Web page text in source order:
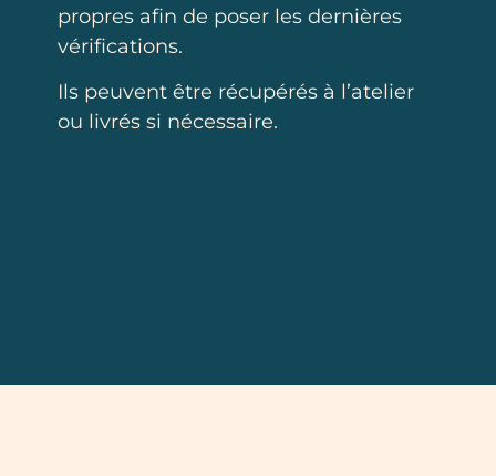
propres afin de poser les dernières
vérifications.
Ils peuvent être récupérés à l’atelier
ou livrés si nécessaire.